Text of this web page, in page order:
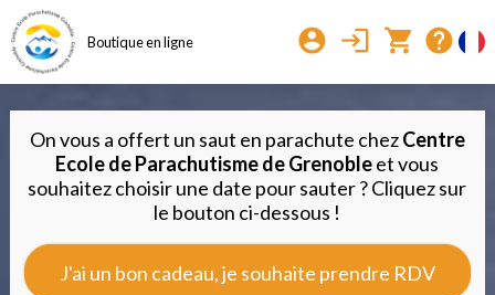
Boutique en ligne account_circle login shopping_cart help
On vous a offert un saut en parachute chezCentre
Ecole de Parachutisme de Grenobleet vous
souhaitez choisir une date pour sauter ? Cliquez sur
le bouton ci-dessous !
J'ai un bon cadeau, je souhaite prendre RDV